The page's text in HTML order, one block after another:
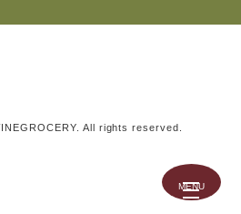
All rights reserved.